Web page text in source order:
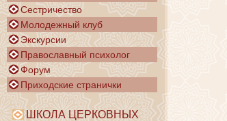
Сестричество
Молодежный клуб
Экскурсии
Православный психолог
Форум
Приходские странички
ШКОЛА ЦЕРКОВНЫХ